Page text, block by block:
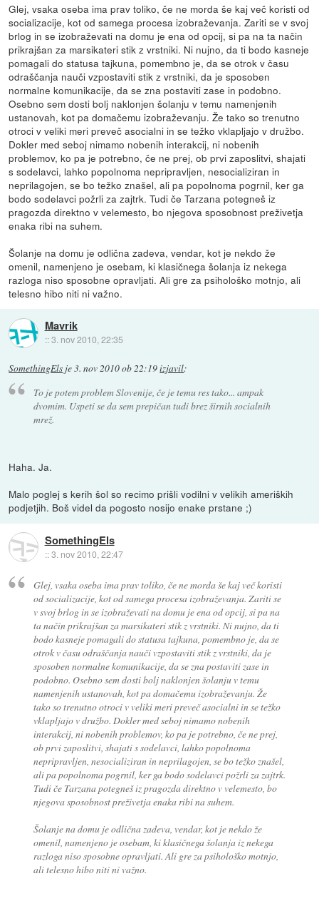
Glej, vsaka oseba ima prav toliko, če ne morda še kaj več koristi od
socializacije, kot od samega procesa izobraževanja. Zariti se v svoj
brlog in se izobraževati na domu je ena od opcij, si pa na ta način
prikrajšan za marsikateri stik z vrstniki. Ni nujno, da ti bodo kasneje
pomagali do statusa tajkuna, pomembno je, da se otrok v času
odraščanja nauči vzpostaviti stik z vrstniki, da je sposoben
normalne komunikacije, da se zna postaviti zase in podobno.
Osebno sem dosti bolj naklonjen šolanju v temu namenjenih
ustanovah, kot pa domačemu izobraževanju. Že tako so trenutno
otroci v veliki meri preveč asocialni in se težko vklapljajo v družbo.
Dokler med seboj nimamo nobenih interakcij, ni nobenih
problemov, ko pa je potrebno, če ne prej, ob prvi zaposlitvi, shajati
s sodelavci, lahko popolnoma nepripravljen, nesocializiran in
neprilagojen, se bo težko znašel, ali pa popolnoma pogrnil, ker ga
bodo sodelavci požrli za zajtrk. Tudi če Tarzana potegneš iz
pragozda direktno v velemesto, bo njegova sposobnost preživetja
enaka ribi na suhem.
Šolanje na domu je odlična zadeva, vendar, kot je nekdo že
omenil, namenjeno je osebam, ki klasičnega šolanja iz nekega
razloga niso sposobne opravljati. Ali gre za psihološko motnjo, ali
telesno hibo niti ni važno.
Mavrik
::3. nov 2010, 22:35
SomethingEls je3. nov 2010 ob 22:19izjavil:
To je potem problem Slovenije, če je temu res tako... ampak
dvomim. Uspeti se da sem prepičan tudi brez širnih socialnih
mrež.
Haha. Ja.
Malo poglej s kerih šol so recimo prišli vodilni v velikih ameriških
podjetjih. Boš videl da pogosto nosijo enake prstane ;)
SomethingEls
::3. nov 2010, 22:47
Glej, vsaka oseba ima prav toliko, če ne morda še kaj več koristi
od socializacije, kot od samega procesa izobraževanja. Zariti se
v svoj brlog in se izobraževati na domu je ena od opcij, si pa na
ta način prikrajšan za marsikateri stik z vrstniki. Ni nujno, da ti
bodo kasneje pomagali do statusa tajkuna, pomembno je, da se
otrok v času odraščanja nauči vzpostaviti stik z vrstniki, da je
sposoben normalne komunikacije, da se zna postaviti zase in
podobno. Osebno sem dosti bolj naklonjen šolanju v temu
namenjenih ustanovah, kot pa domačemu izobraževanju. Že
tako so trenutno otroci v veliki meri preveč asocialni in se težko
vklapljajo v družbo. Dokler med seboj nimamo nobenih
interakcij, ni nobenih problemov, ko pa je potrebno, če ne prej,
ob prvi zaposlitvi, shajati s sodelavci, lahko popolnoma
nepripravljen, nesocializiran in neprilagojen, se bo težko znašel,
ali pa popolnoma pogrnil, ker ga bodo sodelavci požrli za zajtrk.
Tudi če Tarzana potegneš iz pragozda direktno v velemesto, bo
njegova sposobnost preživetja enaka ribi na suhem.
Šolanje na domu je odlična zadeva, vendar, kot je nekdo že
omenil, namenjeno je osebam, ki klasičnega šolanja iz nekega
razloga niso sposobne opravljati. Ali gre za psihološko motnjo,
ali telesno hibo niti ni važno.